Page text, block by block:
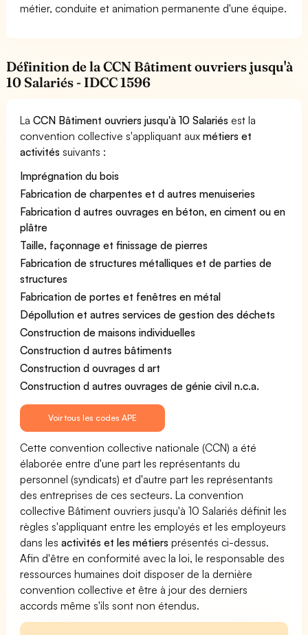
métier, conduite et animation permanente d'une équipe.
Définition de la CCN Bâtiment ouvriers jusqu'à
10 Salariés - IDCC 1596
LaCCN Bâtiment ouvriers jusqu'à 10 Salariés est la
convention collective s'appliquant auxmétiers et
activités suivants :
Imprégnation du bois
Fabrication de charpentes et d autres menuiseries
Fabrication d autres ouvrages en béton, en ciment ou en
plâtre
Taille, façonnage et finissage de pierres
Fabrication de structures métalliques et de parties de
structures
Fabrication de portes et fenêtres en métal
Dépollution et autres services de gestion des déchets
Construction de maisons individuelles
Construction d autres bâtiments
Construction d ouvrages d art
Construction d autres ouvrages de génie civil n.c.a.
Voir tous les codes APE
Cette convention collective nationale (CCN) a été
élaborée entre d'une part les représentants du
personnel (syndicats) et d'autre part les représentants
des entreprises de ces secteurs. La convention
collective Bâtiment ouvriers jusqu'à 10 Salariés définit les
règles s'appliquant entre les employés et les employeurs
dans lesactivités et les métiers présentés ci-dessus.
Afin d'être en conformité avec la loi, le responsable des
ressources humaines doit disposer de la dernière
convention collective et être à jour des derniers
accords même s'ils sont non étendus.